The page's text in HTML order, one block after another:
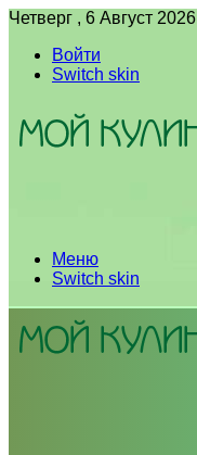
Четверг , 6 Август 2026
Войти
Switch skin
Меню
Switch skin